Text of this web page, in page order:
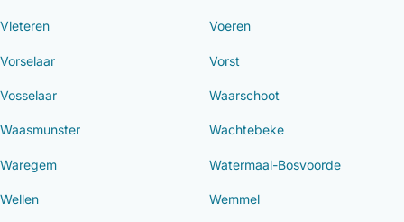
Vleteren Voeren
Vorselaar Vorst
Vosselaar Waarschoot
Waasmunster Wachtebeke
Waregem Watermaal-Bosvoorde
Wellen Wemmel